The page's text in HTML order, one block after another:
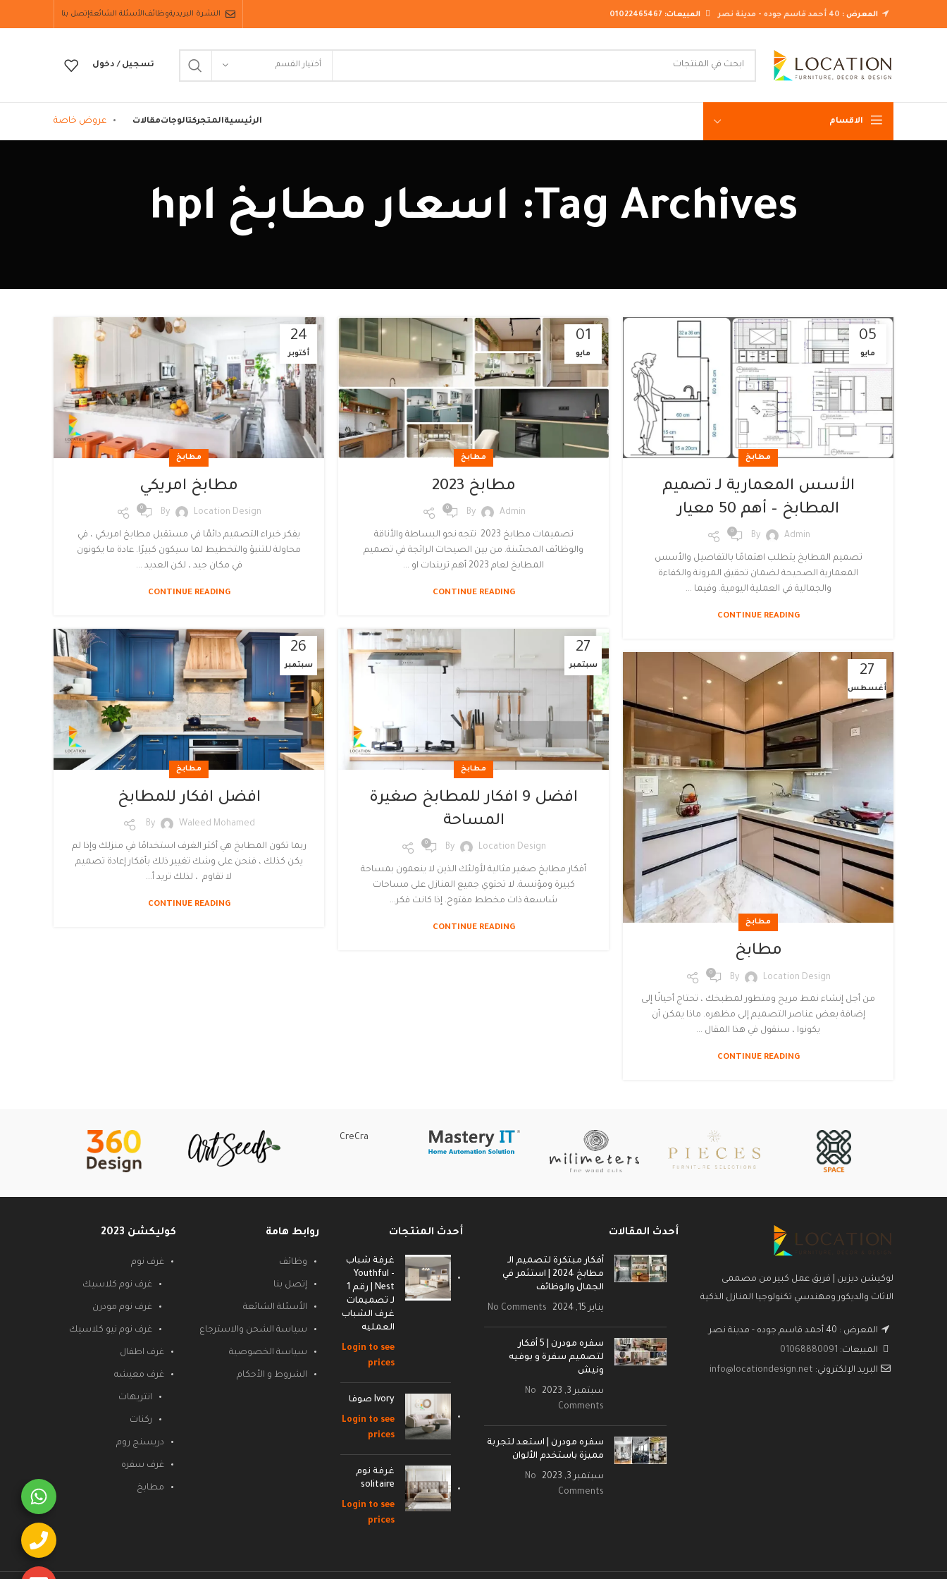
المعرض : المبيعات: 01022465467 النشرة البريديةوظائفالأسئلة الشائعةإتصل بنا
أختيار القسم تسجيل / دخول
الاقسام
غرف نوم مودرن
غرف نوم نيو كلاسيك
الرئيسيةالمتجركتالوجاتمقالات عروض خاصة
Tag Archives: اسعار مطابخ hpl
05
مايو
مطابخ
الأسس المعمارية لـ تصميم
المطابخ – أهم 50 معيار
By Admin
0
تصميم المطابخ يتطلب اهتمامًا بالتفاصيل والأسس
المعمارية الصحيحة لضمان تحقيق المرونة والكفاءة
والجمالية في العملية اليومية. وفيما ...
CONTINUE READING
01
مايو
مطابخ
مطابخ 2023
By Admin
0
تصميمات مطابخ 2023 تتجه نحو البساطة والأناقة
والوظائف المحسّنة. من بين الصيحات الرائجة في تصميم
المطابخ لعام 2023 أهم تريندات او ...
CONTINUE READING
24
أكتوبر
مطابخ
مطابخ امريكي
By Location Design
0
يفكر خبراء التصميم دائمًا في مستقبل مطابخ امريكي ، في
محاولة للتنبؤ والتخطيط لما سيكون كبيرًا. عادة ما يكونون
في مكان جيد ، لكن العديد ...
CONTINUE READING
27
سبتمبر
مطابخ
افضل 9 افكار للمطابخ صغيرة
المساحة
By Location Design
0
أفكار مطابخ صغير مثالية لأولئك الذين لا ينعمون بمساحة
كبيرة ومؤنسة. لا تحتوي جميع المنازل على مساحات
شاسعة ذات مخطط مفتوح. إذا كانت فكر...
CONTINUE READING
26
سبتمبر
مطابخ
افضل افكار للمطابخ
By Waleed Mohamed
ربما تكون المطابخ هي أكثر الغرف استخدامًا في منزلك وإذا لم
يكن كذلك ، فنحن على وشك تغيير ذلك بأفكار إعادة تصميم
لا تقاوم ، لذلك تريد أ...
CONTINUE READING
27
أغسطس
مطابخ
مطابخ
By Location Design
0
من أجل إنشاء نمط مريح ومتطور لمطبخك ، تحتاج أحيانًا إلى
إضافة بعض عناصر التصميم إلى مظهره. ماذا يمكن أن
يكونوا ، سنقول في هذا المقال ...
CONTINUE READING
CreCra
لوكيشن ديزين | فريق عمل كبير من مصممى
الاثاث والديكور ومهندسي تكنولوجيا المنازل الذكية
المعرض : 40 أحمد قاسم جوده - مدينة نصر
المبيعات: 01068880091
البريد الإلكتروني: info@locationdesign.net
أحدث المقالات
أفكار مبتكرة لتصميم الـ
مطابخ 2024 | استثمر في
الجمال والوظائف
يناير 15, 2024 No Comments
سفره مودرن | 5 أفكار
لتصميم سفرة و بوفيه
ونيش
سبتمبر 3, 2023
No
Comments
سفره مودرن | استعد لتجربة
مميزة باستخدم الألوان
سبتمبر 3, 2023
No
Comments
أحدث المنتجات
غرفة شباب
- Youthful
Nest | رقم 1
لـ تصميمات
غرف الشباب
العمليه
Login to see
prices
Ivory صوفا
Login to see
prices
غرفة نوم
solitaire
Login to see
prices
روابط هامة
وظائف
إتصل بنا
الأسئلة الشائعة
سياسة الشحن والاسترجاع
سياسة الخصوصية
الشروط و الأحكام
كوليكشن 2023
غرف نوم
غرف نوم كلاسيك
غرف نوم مودرن
غرف نوم نيو كلاسيك
غرف اطفال
غرف معيشه
انتريهات
ركنات
دريسنج روم
غرف سفره
مطابخ